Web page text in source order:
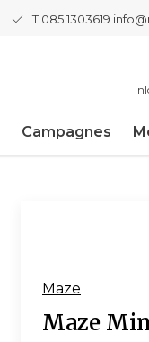
T 085 1303619
Campagnes
Maze
Maze